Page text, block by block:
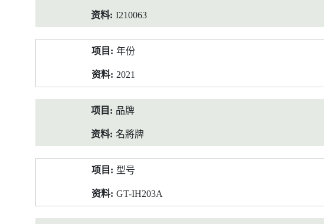
I210063
年份
2021
品牌
名將牌
型号
GT-IH203A